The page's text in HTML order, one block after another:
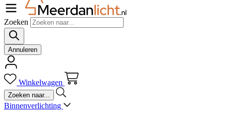
Zoeken
Annuleren
Winkelwagen
Binnenverlichting